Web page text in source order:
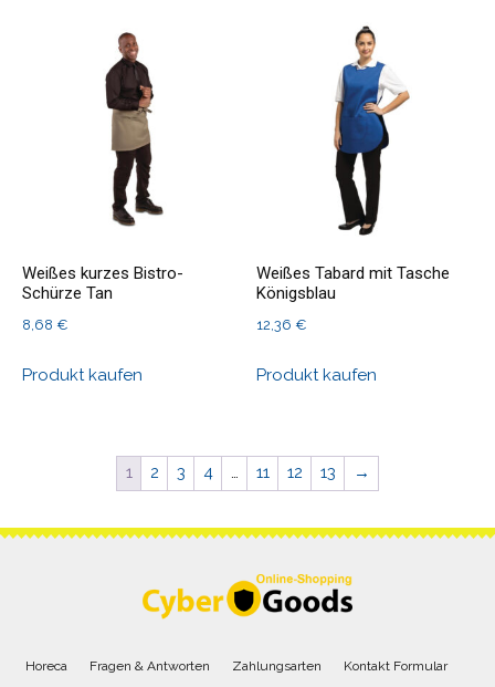
Weißes kurzes Bistro-
Schürze Tan
8,68 €
Produkt kaufen
Weißes Tabard mit Tasche
Königsblau
12,36€
Produkt kaufen
1 2 3 4 … 11 12 13 →
Horeca Fragen & Antworten Zahlungsarten
Kontakt Formular